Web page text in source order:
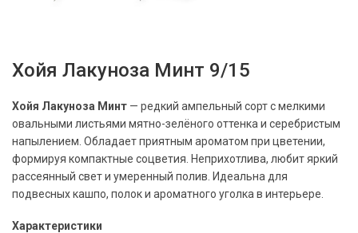
Хойя Лакуноза Минт 9/15
Хойя Лакуноза Минт — редкий ампельный сорт с мелкими
овальными листьями мятно-зелёного оттенка и серебристым
напылением. Обладает приятным ароматом при цветении,
формируя компактные соцветия. Неприхотлива, любит яркий
рассеянный свет и умеренный полив. Идеальна для
подвесных кашпо, полок и ароматного уголка в интерьере.
Характеристики